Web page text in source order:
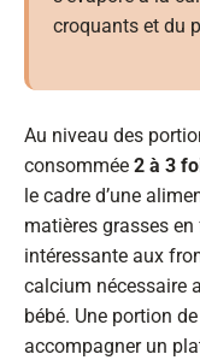
croquants et du
Au niveau des
consommée 2 à 3
le cadre d’une
matières grasses
intéressante aux
calcium nécessaire
bébé. Une portion
accompagner un